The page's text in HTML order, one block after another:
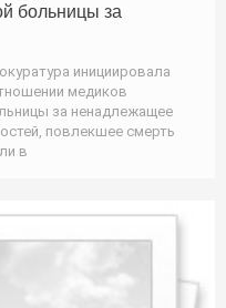
больницы за
инициировала
медиков
за ненадлежащее
повлекшее смерть
в